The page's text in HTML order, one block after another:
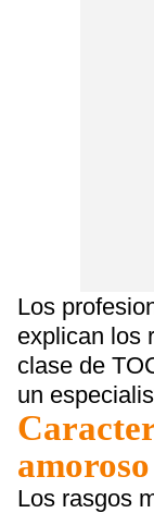
Los
explican los
clase de
un
amoroso
Los rasgos